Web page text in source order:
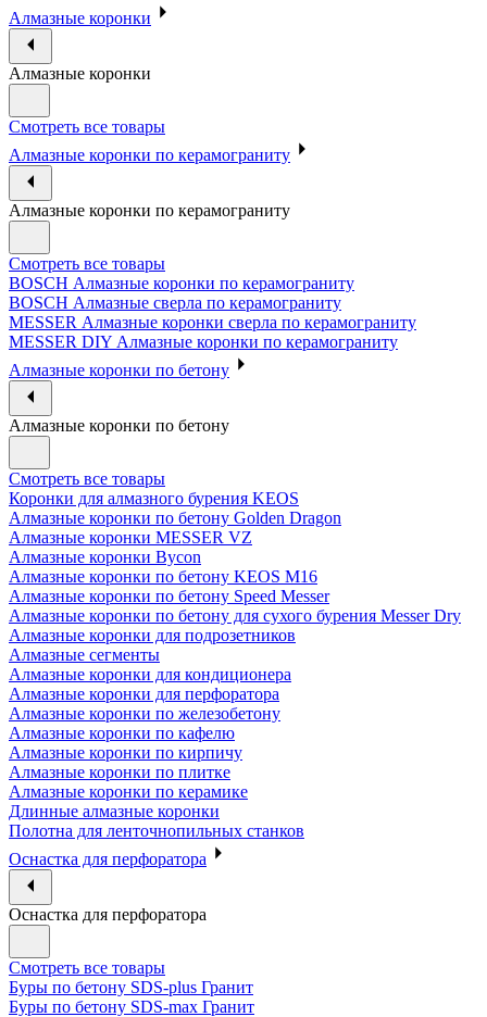
Алмазные коронки
Алмазные коронки
Смотреть все товары
Алмазные коронки по керамограниту
Алмазные коронки по керамограниту
Смотреть все товары
BOSCH Алмазные коронки по керамограниту
BOSCH Алмазные сверла по керамограниту
MESSER Алмазные коронки сверла по керамограниту
MESSER DIY Алмазные коронки по керамограниту
Алмазные коронки по бетону
Алмазные коронки по бетону
Смотреть все товары
Коронки для алмазного бурения KEOS
Алмазные коронки по бетону Golden Dragon
Алмазные коронки MESSER VZ
Алмазные коронки Bycon
Алмазные коронки по бетону KEOS M16
Алмазные коронки по бетону Speed Messer
Алмазные коронки по бетону для сухого бурения Messer Dry
Алмазные коронки для подрозетников
Алмазные сегменты
Алмазные коронки для кондиционера
Алмазные коронки для перфоратора
Алмазные коронки по железобетону
Алмазные коронки по кафелю
Алмазные коронки по кирпичу
Алмазные коронки по плитке
Алмазные коронки по керамике
Длинные алмазные коронки
Полотна для ленточнопильных станков
Оснастка для перфоратора
Оснастка для перфоратора
Смотреть все товары
Буры по бетону SDS-plus Гранит
Буры по бетону SDS-max Гранит